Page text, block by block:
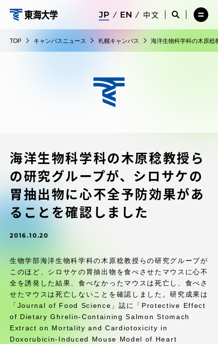
海
中文
サ
検
索
サ
イ
索
を
メ
ー
を
TOP キャンパスニュース 札幌キャンパス 海洋生物科学科の木原稔
海洋生物科学科の木原稔教授ら
の研究グループが、シロサケの
胃抽出物に心不全予防効果があ
ることを確認しました
2016.10.20
生物学部海洋生物科学科の木原稔教授らの研究グループが
このほど、シロサケの胃抽出物を食べさせたマウスに心不
全を誘発した結果、食べなかったマウスは死亡し、食べさ
せたマウスは死亡しないことを確認しました。研究成果は
「Journal of Food Science」誌に「Protective Effect
of Dietary Ghrelin-Containing Salmon Stomach
Extract on Mortality and Cardiotoxicity in
Doxorubicin-Induced Mouse Model of Heart
メ
ニ
を
閉
在学生・保護者向けポータル（TIPS）
大学の概要
教育・研究
受験・入学案内
グローバルネットワーク
学外連携
学園ネットワーク